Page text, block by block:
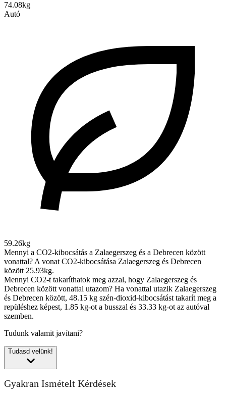
74.08kg
Autó
59.26kg
Mennyi a CO2-kibocsátás a Zalaegerszeg és a Debrecen között
vonattal? A vonat CO2-kibocsátása Zalaegerszeg és Debrecen
között 25.93kg.
Mennyi CO2-t takaríthatok meg azzal, hogy Zalaegerszeg és
Debrecen között vonattal utazom? Ha vonattal utazik Zalaegerszeg
és Debrecen között, 48.15 kg szén-dioxid-kibocsátást takarít meg a
repüléshez képest, 1.85 kg-ot a busszal és 33.33 kg-ot az autóval
szemben.
Tudunk valamit javítani?
Tudasd velünk!
Gyakran Ismételt Kérdések